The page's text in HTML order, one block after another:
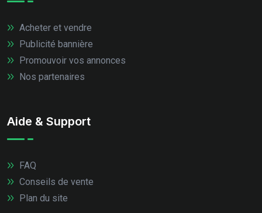
Acheter et vendre
Publicité bannière
Promouvoir vos annonces
Nos partenaires
Aide & Support
FAQ
Conseils de vente
Plan du site